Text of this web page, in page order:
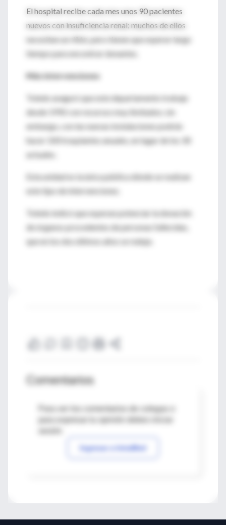
El hospital recibe cada mes unos 90 pacientes
nuevos con insuficiencia renal; muchos de ellos
necesitan un riñón, pero tienen que esperar largo
tiempo para encontrar donantes.
Más intervenciones
Toledo aseguró que este departamento trabaja
desde 1992 con recursos muy limitados; sin
embargo, con las nuevas instalaciones podrán
hacer 100 trasplantes anuales, en lugar de los 30
actuales.
Esta unidad es la única pública dónde se realizan
este tipo de intervenciones.
Toledo indicó que esperan potenciar la donación
de órganos procedentes de personas fallecidas,
que en los dos últimos años se redujo.
Comentarios
Para ver los comentarios de colegas o
Ingresar a IntraMed